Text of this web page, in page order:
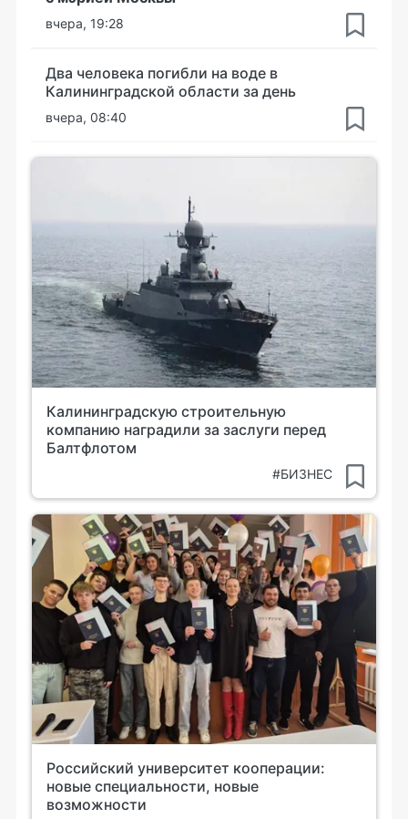
вчера, 19:28
Два человека погибли на воде в
Калининградской области за день
вчера, 08:40
Калининградскую строительную
компанию наградили за заслуги перед
Балтфлотом
#БИЗНЕС
Российский университет кооперации:
новые специальности, новые
возможности